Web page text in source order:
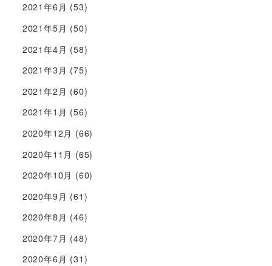
2021年6月 (53)
2021年5月 (50)
2021年4月 (58)
2021年3月 (75)
2021年2月 (60)
2021年1月 (56)
2020年12月 (66)
2020年11月 (65)
2020年10月 (60)
2020年9月 (61)
2020年8月 (46)
2020年7月 (48)
2020年6月 (31)